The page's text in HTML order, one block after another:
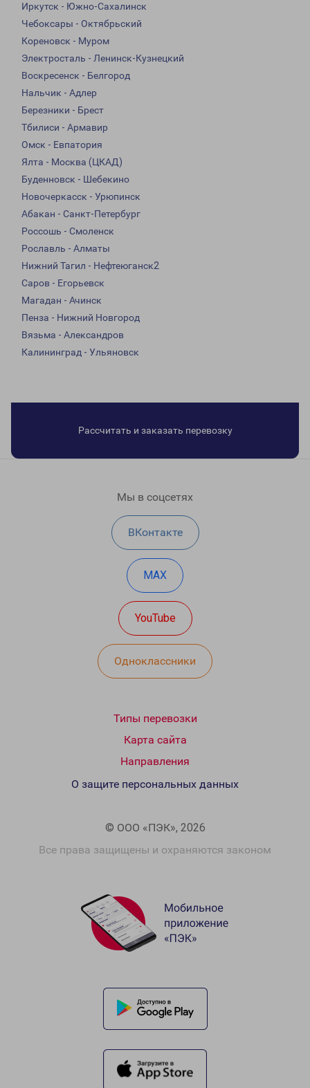
Иркутск - Южно-Сахалинск
Чебоксары - Октябрьский
Кореновск - Муром
Электросталь - Ленинск-Кузнецкий
Воскресенск - Белгород
Нальчик - Адлер
Березники - Брест
Тбилиси - Армавир
Омск - Евпатория
Ялта - Москва (ЦКАД)
Буденновск - Шебекино
Новочеркасск - Урюпинск
Абакан - Санкт-Петербург
Россошь - Смоленск
Рославль - Алматы
Нижний Тагил - Нефтеюганск2
Саров - Егорьевск
Магадан - Ачинск
Пенза - Нижний Новгород
Вязьма - Александров
Калининград - Ульяновск
Рассчитать и заказать перевозку
Мы в соцсетях
ВКонтакте
MAX
YouTube
Одноклассники
Типы перевозки
Карта сайта
Направления
© ООО «ПЭК», 2026
Все права защищены и охраняются законом
О защите персональных данных